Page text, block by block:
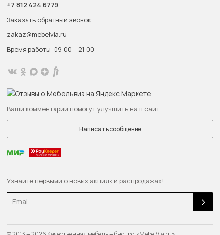
Узнайте первыми о новых акциях и распродажах!
Email
+7 812 424 6779
Заказать обратный звонок
zakaz@mebelvia.ru
Время работы: 09:00 – 21:00
Ваши комментарии помогут улучшить наш сайт
Написать сообщение